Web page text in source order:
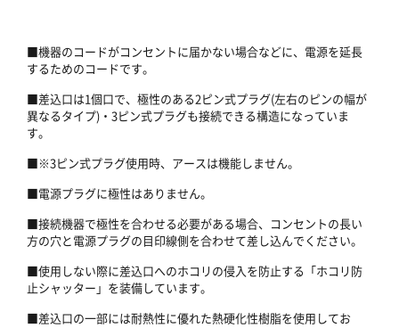
■機器のコードがコンセントに届かない場合などに、電源を延長
するためのコードです。
■差込口は1個口で、極性のある2ピン式プラグ(左右のピンの幅が
異なるタイプ)・3ピン式プラグも接続できる構造になっていま
す。
■※3ピン式プラグ使用時、アースは機能しません。
■電源プラグに極性はありません。
■接続機器で極性を合わせる必要がある場合、コンセントの長い
方の穴と電源プラグの目印線側を合わせて差し込んでください。
■使用しない際に差込口へのホコリの侵入を防止する「ホコリ防
止シャッター」を装備しています。
■差込口の一部には耐熱性に優れた熱硬化性樹脂を使用してお